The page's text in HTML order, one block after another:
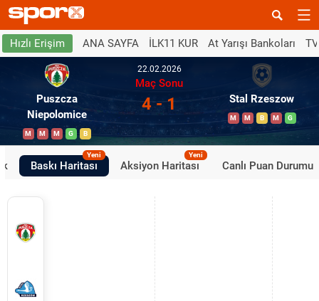
Hızlı Erişim ANA SAYFA İLK11 KUR At Yarışı Bankoları
Puszcza
Niepolomice
M M M G B
22.02.2026
Maç Sonu
4 - 1 Stal Rzeszow
M M B M G
Baskı Haritası
Yeni
Aksiyon Haritası
Yeni
Canlı Puan Durumu